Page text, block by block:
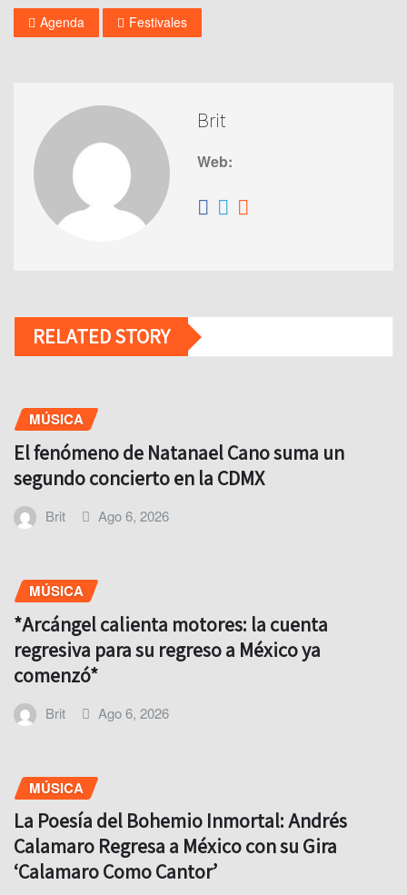
Agenda Festivales
Brit
Web:
RELATED STORY
MÚSICA
El fenómeno de Natanael Cano suma un
segundo concierto en la CDMX
Brit Ago 6, 2026
MÚSICA
*Arcángel calienta motores: la cuenta
regresiva para su regreso a México ya
comenzó*
Brit Ago 6, 2026
MÚSICA
La Poesía del Bohemio Inmortal: Andrés
Calamaro Regresa a México con su Gira
‘Calamaro Como Cantor’